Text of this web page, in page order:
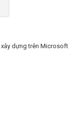
xây dựng trên Microsoft